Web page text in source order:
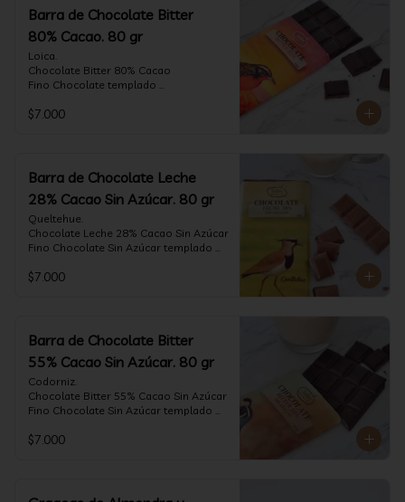
con la textura y complemento de sabor
de las avellanas y sal.
Formato: tableta 80 gramos.
Barra de Chocolate Bitter
80% Cacao. 80 gr
Loica.
Chocolate Bitter 80% Cacao
Fino Chocolate templado
de frutas rojas, zeste de pomelo y
$7.000
Barra de Chocolate Leche
28% Cacao Sin Azúcar. 80 gr
Queltehue.
Chocolate Leche 28% Cacao Sin Azúcar
Fino Chocolate Sin Azúcar templado
aterciopelado de frutas rojas y cacao
$7.000
Barra de Chocolate Bitter
55% Cacao Sin Azúcar. 80 gr
Codorniz.
Chocolate Bitter 55% Cacao Sin Azúcar
Fino Chocolate Sin Azúcar templado
aterciopelado de frutas rojas y cacao
$7.000